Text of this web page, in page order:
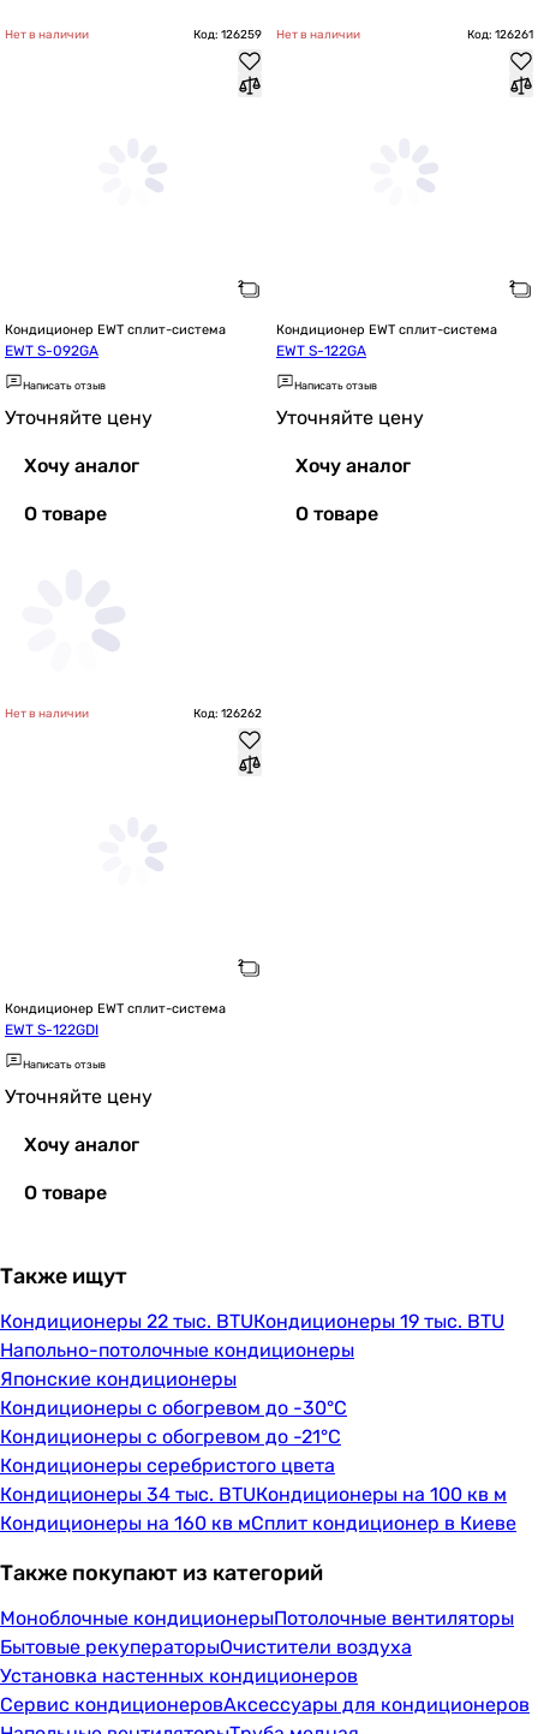
Нет в наличии Код: 126259
Кондиционер EWT сплит-система
EWT S-092GA
Написать отзыв
Уточняйте цену
Хочу аналог
О товаре
Нет в наличии Код: 126261
Кондиционер EWT сплит-система
EWT S-122GA
Написать отзыв
Уточняйте цену
Хочу аналог
О товаре
Нет в наличии Код: 126262
Кондиционер EWT сплит-система
EWT S-122GDI
Написать отзыв
Уточняйте цену
Хочу аналог
О товаре
Также ищут
Кондиционеры 22 тыс. BTUКондиционеры 19 тыс. BTU
Напольно-потолочные кондиционеры
Японские кондиционеры
Кондиционеры с обогревом до -30°C
Кондиционеры с обогревом до -21°C
Кондиционеры серебристого цвета
Кондиционеры 34 тыс. BTUКондиционеры на 100 кв м
Кондиционеры на 160 кв мСплит кондиционер в Киеве
Также покупают из категорий
Моноблочные кондиционерыПотолочные вентиляторы
Бытовые рекуператорыОчистители воздуха
Установка настенных кондиционеров
Сервис кондиционеровАксессуары для кондиционеров